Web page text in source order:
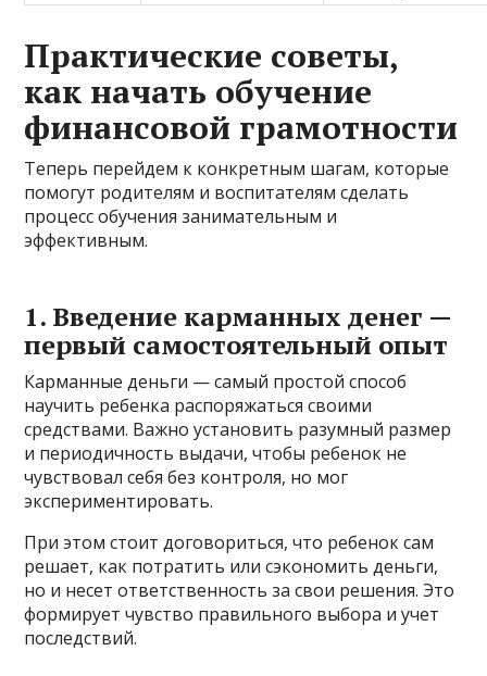
Практические советы,
как начать обучение
финансовой грамотности
Теперь перейдем к конкретным шагам, которые
помогут родителям и воспитателям сделать
процесс обучения занимательным и
эффективным.
1. Введение карманных денег —
первый самостоятельный опыт
Карманные деньги — самый простой способ
научить ребенка распоряжаться своими
средствами. Важно установить разумный размер
и периодичность выдачи, чтобы ребенок не
чувствовал себя без контроля, но мог
экспериментировать.
При этом стоит договориться, что ребенок сам
решает, как потратить или сэкономить деньги,
но и несет ответственность за свои решения. Это
формирует чувство правильного выбора и учет
последствий.